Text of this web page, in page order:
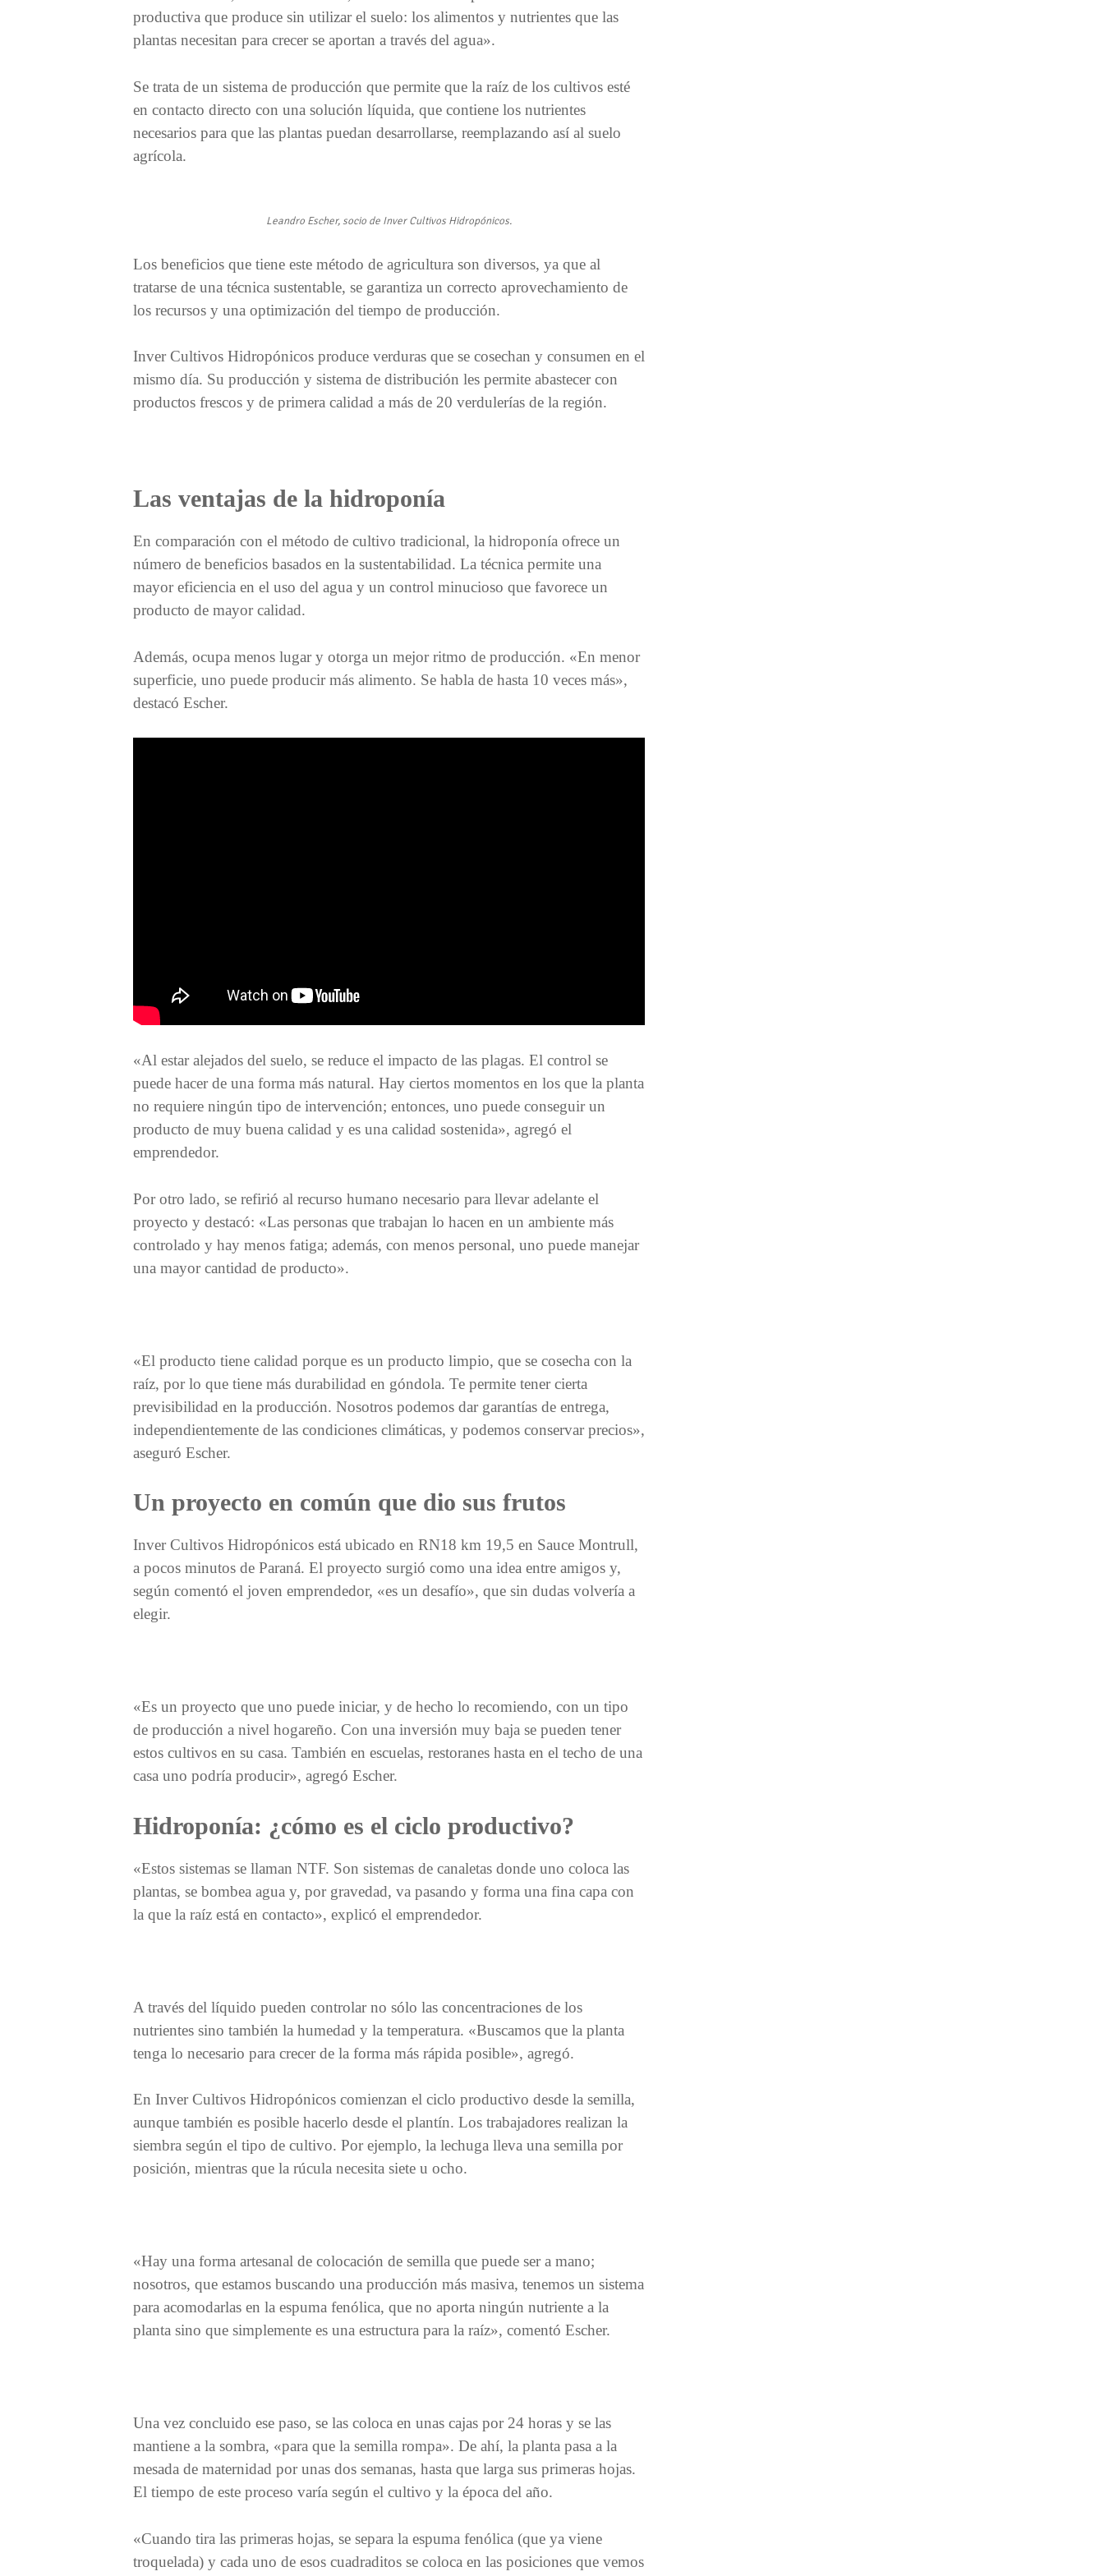
productiva que produce sin utilizar el suelo: los alimentos y nutrientes que las
plantas necesitan para crecer se aportan a través del agua».
Se trata de un sistema de producción que permite que la raíz de los cultivos esté
en contacto directo con una solución líquida, que contiene los nutrientes
necesarios para que las plantas puedan desarrollarse, reemplazando así al suelo
agrícola.
Leandro Escher, socio de Inver Cultivos Hidropónicos.
Los beneficios que tiene este método de agricultura son diversos, ya que al
tratarse de una técnica sustentable, se garantiza un correcto aprovechamiento de
los recursos y una optimización del tiempo de producción.
Inver Cultivos Hidropónicos produce verduras que se cosechan y consumen en el
mismo día. Su producción y sistema de distribución les permite abastecer con
productos frescos y de primera calidad a más de 20 verdulerías de la región.
Las ventajas de la hidroponía
En comparación con el método de cultivo tradicional, la hidroponía ofrece un
número de beneficios basados en la sustentabilidad. La técnica permite una
mayor eficiencia en el uso del agua y un control minucioso que favorece un
producto de mayor calidad.
Además, ocupa menos lugar y otorga un mejor ritmo de producción. «En menor
superficie, uno puede producir más alimento. Se habla de hasta 10 veces más»,
destacó Escher.
«Al estar alejados del suelo, se reduce el impacto de las plagas. El control se
puede hacer de una forma más natural. Hay ciertos momentos en los que la planta
no requiere ningún tipo de intervención; entonces, uno puede conseguir un
producto de muy buena calidad y es una calidad sostenida», agregó el
emprendedor.
Por otro lado, se refirió al recurso humano necesario para llevar adelante el
proyecto y destacó: «Las personas que trabajan lo hacen en un ambiente más
controlado y hay menos fatiga; además, con menos personal, uno puede manejar
una mayor cantidad de producto».
«El producto tiene calidad porque es un producto limpio, que se cosecha con la
raíz, por lo que tiene más durabilidad en góndola. Te permite tener cierta
previsibilidad en la producción. Nosotros podemos dar garantías de entrega,
independientemente de las condiciones climáticas, y podemos conservar precios»,
aseguró Escher.
Un proyecto en común que dio sus frutos
Inver Cultivos Hidropónicos está ubicado en RN18 km 19,5 en Sauce Montrull,
a pocos minutos de Paraná. El proyecto surgió como una idea entre amigos y,
según comentó el joven emprendedor, «es un desafío», que sin dudas volvería a
elegir.
«Es un proyecto que uno puede iniciar, y de hecho lo recomiendo, con un tipo
de producción a nivel hogareño. Con una inversión muy baja se pueden tener
estos cultivos en su casa. También en escuelas, restoranes hasta en el techo de una
casa uno podría producir», agregó Escher.
Hidroponía: ¿cómo es el ciclo productivo?
«Estos sistemas se llaman NTF. Son sistemas de canaletas donde uno coloca las
plantas, se bombea agua y, por gravedad, va pasando y forma una fina capa con
la que la raíz está en contacto», explicó el emprendedor.
A través del líquido pueden controlar no sólo las concentraciones de los
nutrientes sino también la humedad y la temperatura. «Buscamos que la planta
tenga lo necesario para crecer de la forma más rápida posible», agregó.
En Inver Cultivos Hidropónicos comienzan el ciclo productivo desde la semilla,
aunque también es posible hacerlo desde el plantín. Los trabajadores realizan la
siembra según el tipo de cultivo. Por ejemplo, la lechuga lleva una semilla por
posición, mientras que la rúcula necesita siete u ocho.
«Hay una forma artesanal de colocación de semilla que puede ser a mano;
nosotros, que estamos buscando una producción más masiva, tenemos un sistema
para acomodarlas en la espuma fenólica, que no aporta ningún nutriente a la
planta sino que simplemente es una estructura para la raíz», comentó Escher.
Una vez concluido ese paso, se las coloca en unas cajas por 24 horas y se las
mantiene a la sombra, «para que la semilla rompa». De ahí, la planta pasa a la
mesada de maternidad por unas dos semanas, hasta que larga sus primeras hojas.
El tiempo de este proceso varía según el cultivo y la época del año.
«Cuando tira las primeras hojas, se separa la espuma fenólica (que ya viene
troquelada) y cada uno de esos cuadraditos se coloca en las posiciones que vemos